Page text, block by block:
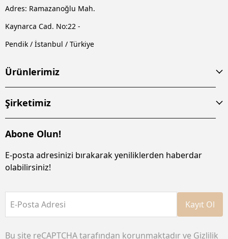
Adres: Ramazanoğlu Mah.
Kaynarca Cad. No:22 -
Pendik / İstanbul / Türkiye
Ürünlerimiz
Şirketimiz
Abone Olun!
E-posta adresinizi bırakarak yeniliklerden haberdar
olabilirsiniz!
E-Posta Adresi Kayıt Ol
Bu site reCAPTCHA tarafından korunmaktadır ve Gizlilik